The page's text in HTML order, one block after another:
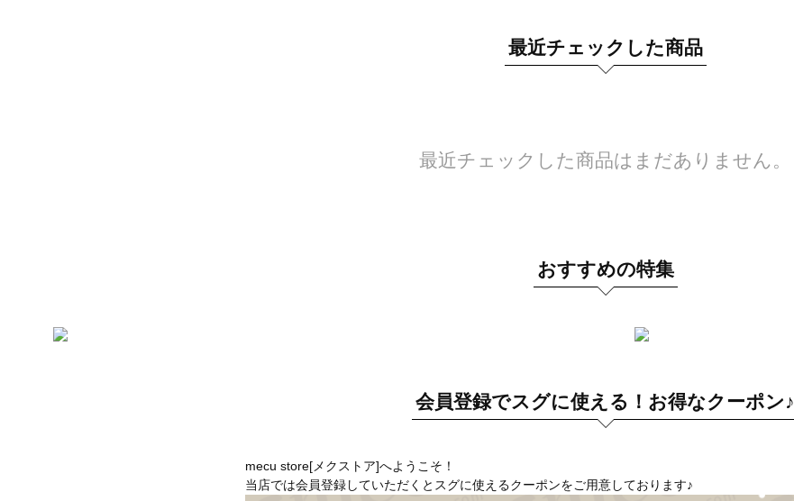
最近チェックした商品
最近チェックした商品はまだありません。
おすすめの特集
会員登録でスグに使える！お得なクーポン♪
mecu store[メクストア]へようこそ！
当店では会員登録していただくとスグに使えるクーポンをご用意しております♪